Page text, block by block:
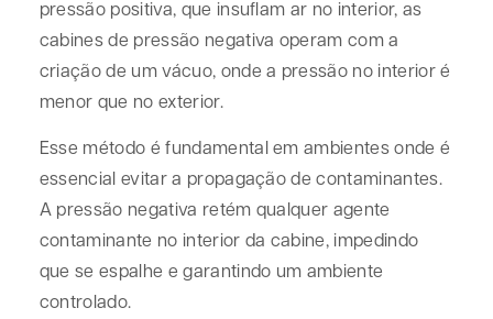
pressão positiva, que insuflam ar no interior, as
cabines de pressão negativa operam com a
criação de um vácuo, onde a pressão no interior é
menor que no exterior.
Esse método é fundamental em ambientes onde é
essencial evitar a propagação de contaminantes.
A pressão negativa retém qualquer agente
contaminante no interior da cabine, impedindo
que se espalhe e garantindo um ambiente
controlado.